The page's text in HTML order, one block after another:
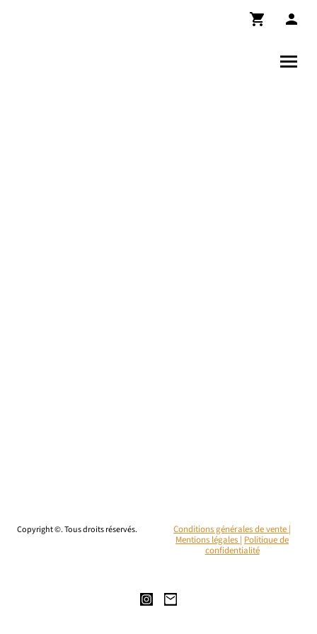
Copyright ©. Tous droits réservés.
Conditions générales de vente |
Mentions légales | Politique de
confidentialité